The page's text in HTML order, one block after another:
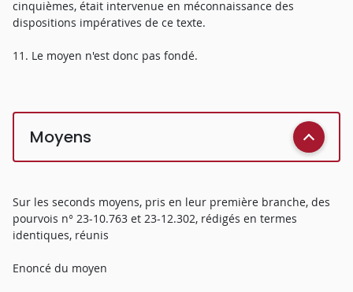
cinquièmes, était intervenue en méconnaissance des
dispositions impératives de ce texte.
11. Le moyen n'est donc pas fondé.
Moyens
Sur les seconds moyens, pris en leur première branche, des
pourvois n° 23-10.763 et 23-12.302, rédigés en termes
identiques, réunis
Enoncé du moyen